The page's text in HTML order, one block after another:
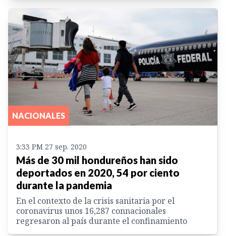
NACIONALES
3:33 PM 27 sep. 2020
Más de 30 mil hondureños han sido
deportados en 2020, 54 por ciento
durante la pandemia
En el contexto de la crisis sanitaria por el
coronavirus unos 16,287 connacionales
regresaron al país durante el confinamiento